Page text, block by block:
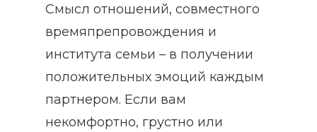
Смысл отношений, совместного
времяпрепровождения и
института семьи – в получении
положительных эмоций каждым
партнером. Если вам
некомфортно, грустно или